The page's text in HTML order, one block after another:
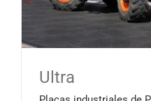
Ultra